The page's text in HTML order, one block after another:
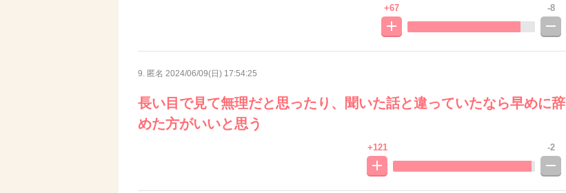
+67 -8
9. 匿名 2024/06/09(日) 17:54:25
長い目で見て無理だと思ったり、聞いた話と違っていたなら早めに辞
めた方がいいと思う
+121 -2